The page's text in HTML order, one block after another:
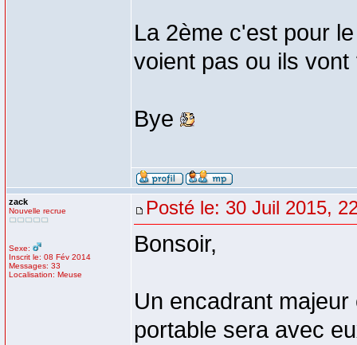
La 2ème c'est pour
voient pas ou ils vont
Bye
zack
Nouvelle recrue
Sexe:
Inscrit le: 08 Fév 2014
Messages: 33
Localisation: Meuse
Posté le: 30 Juil 2015,
Bonsoir,
Un encadrant
portable sera avec